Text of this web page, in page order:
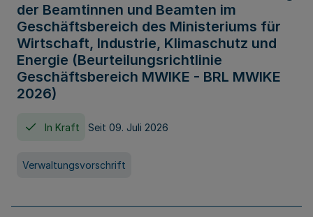
der Beamtinnen und Beamten im
Geschäftsbereich des Ministeriums für
Wirtschaft, Industrie, Klimaschutz und
Energie (Beurteilungsrichtlinie
Geschäftsbereich MWIKE - BRL MWIKE
2026)
In Kraft Seit 09. Juli 2026
Verwaltungsvorschrift